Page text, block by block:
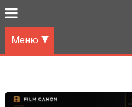
Меню